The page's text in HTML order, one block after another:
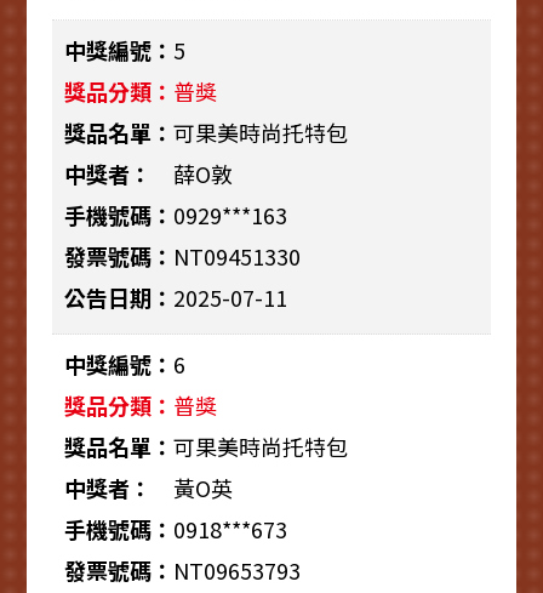
5
普獎
可果美時尚托特包
薛O敦
0929***163
NT09451330
2025-07-11
6
普獎
可果美時尚托特包
黃O英
0918***673
NT09653793